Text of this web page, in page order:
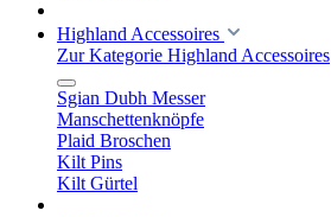
Highland Accessoires
Zur Kategorie Highland Accessoires
Sgian Dubh Messer
Manschettenknöpfe
Plaid Broschen
Kilt Pins
Kilt Gürtel